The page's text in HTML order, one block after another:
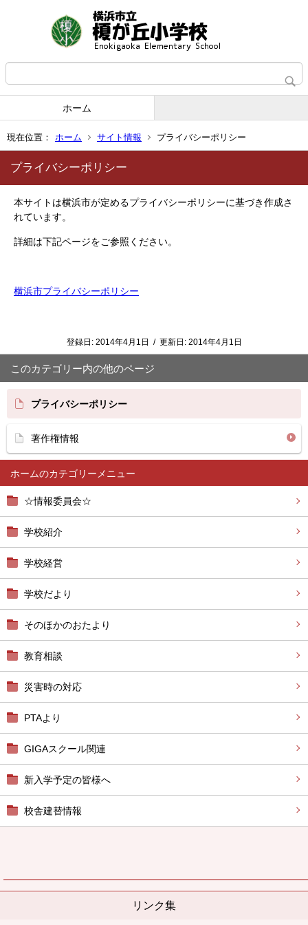
ホーム
現在位置： ホーム サイト情報 プライバシーポリシー
ホーム
☆情報委員会☆
学校紹介
学校経営
学校だより
そのほかのおたより
教育相談
災害時の対応
PTAより
GIGAスクール関連
新入学予定の皆様へ
校舎建替情報
リンク集
プライバシーポリシー
本サイトは横浜市が定めるプライバシーポリシーに基づき作成さ
れています。
詳細は下記ページをご参照ください。
横浜市プライバシーポリシー
登録日: 2014年4月1日 / 更新日: 2014年4月1日
このカテゴリー内の他のページ
プライバシーポリシー
著作権情報